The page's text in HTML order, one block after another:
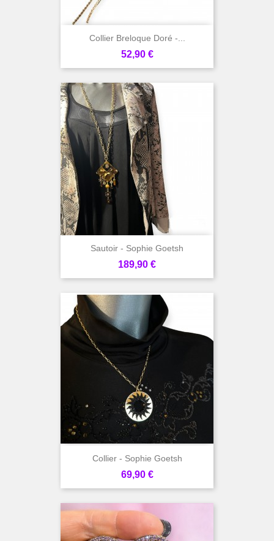
Collier Breloque Doré -...
Prix
52,90 €
Sautoir - Sophie Goetsh
Prix
189,90 €
Collier - Sophie Goetsh
Prix
69,90 €